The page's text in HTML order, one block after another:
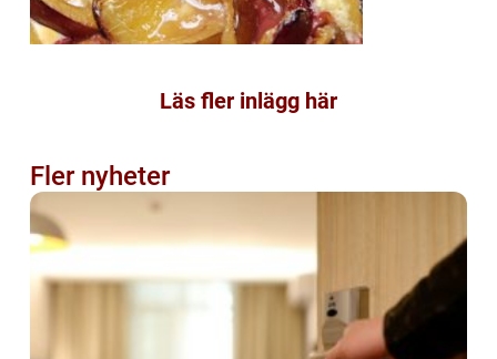
Läs fler inlägg här
Fler nyheter